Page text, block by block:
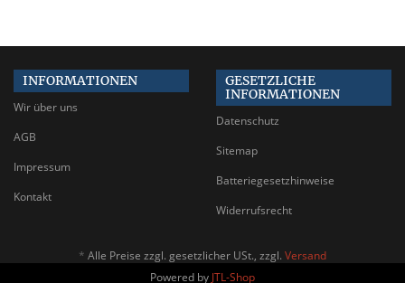
INFORMATIONEN
Wir über uns
AGB
Impressum
Kontakt
GESETZLICHE
INFORMATIONEN
Datenschutz
Sitemap
Batteriegesetzhinweise
Widerrufsrecht
* Alle Preise zzgl. gesetzlicher USt., zzgl. Versand
Powered by JTL-Shop